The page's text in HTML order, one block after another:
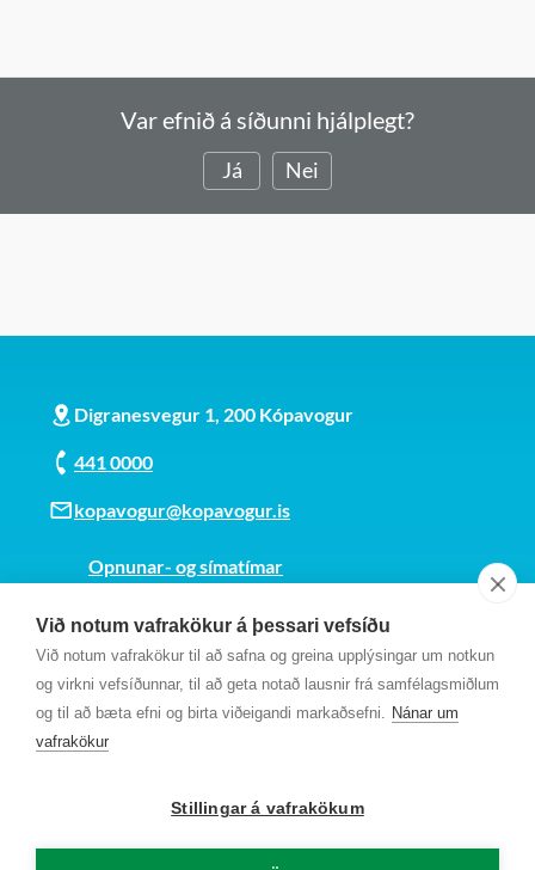
Við notum vafrakökur á þessari vefsíðu
Við notum vafrakökur til að safna og greina upplýsingar um notkun
og virkni vefsíðunnar, til að geta notað lausnir frá samfélagsmiðlum
og til að bæta efni og birta viðeigandi markaðsefni. Nánar um
vafrakökur
Stillingar á vafrakökum
Var efnið á síðunni hjálplegt?
Já Nei
Digranesvegur 1, 200 Kópavogur
441 0000
kopavogur@kopavogur.is
Opnunar- og símatímar
Kt. 700169-3759
Fundarmannagátt